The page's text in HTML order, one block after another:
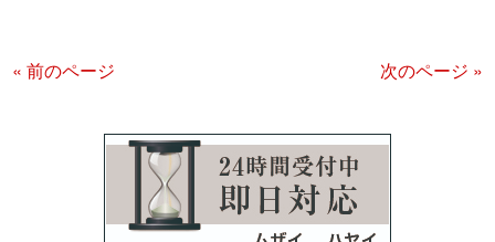
« 前のページ 次のページ »